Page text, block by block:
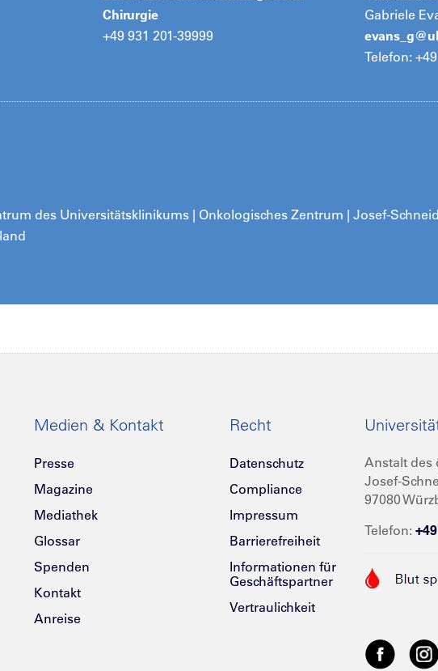
Chirurgie
+49 931 201-39999
Gabriele
evans_g@
Telefon:
des Universitätsklinikums | Onkologisches Zentrum | Josef-
Medien & Kontakt
Presse
Magazine
Mediathek
Glossar
Spenden
Kontakt
Anreise
Recht
Datenschutz
Compliance
Impressum
Barrierefreiheit
Informationen für
Geschäftspartner
Vertraulichkeit
Anstalt des
Josef-
97080
Telefon: